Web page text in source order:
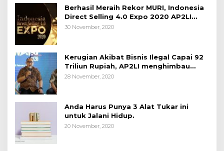
Berhasil Meraih Rekor MURI, Indonesia
Direct Selling 4.0 Expo 2020 AP2LI
berakhir sangat memuaskan
30 November, 2020
Kerugian Akibat Bisnis Ilegal Capai 92
Triliun Rupiah, AP2LI menghimbau
masyarakat Waspada.
28 November, 2020
Anda Harus Punya 3 Alat Tukar ini
untuk Jalani Hidup.
20 November, 2020